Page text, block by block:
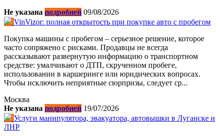
Не указана подробней 09/08/2026
VinVizor: полная открытость при покупке авто с пробегом
Покупка машины с пробегом – серьезное решение, которое
часто сопряжено с рисками. Продавцы не всегда
рассказывают развернутую информацию о транспортном
средстве: умалчивают о ДТП, скрученном пробеге,
использовании в каршеринге или юридических вопросах.
Чтобы исключить неприятные сюрпризы, следует ср...
Москва
Не указана подробней 19/07/2026
Услуги манипулятора, эвакуатора, автовышки в Луганске и
ЛНР